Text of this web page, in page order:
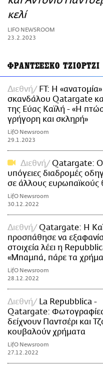
ΑΜΠΑ
PRINT
κελί
LIFO NEWSROOM
23.2.2023
ΦΡΑΝΤΣΕΣΚΟ ΤΖΙΟΡΤΖΙ
Διεθνή
FT: H
σκανδάλου Qatargate
της Εύας Καϊλή - «Η
γρήγορη και σκληρή»
LifO Newsroom
29.1.2023
Διεθνή
Qatargate:
υπόγειες διαδρομές
σε άλλους ευρωπαϊκούς
LifO Newsroom
30.12.2022
Διεθνή
Qatargate: Η
προσπάθησε να
στοιχεία λέει η
«Μπαμπά, πάρε τα
LifO Newsroom
28.12.2022
Διεθνή
La Repubblica -
Qatargate:
δείχνουν Παντσέρι και
κουβαλούν χρήματα
LifO Newsroom
27.12.2022